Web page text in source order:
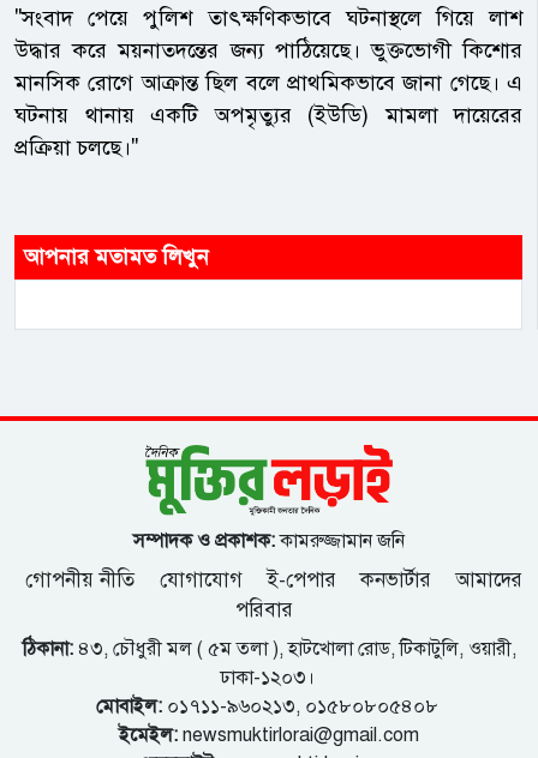
"সংবাদ পেয়ে পুলিশ তাৎক্ষণিকভাবে ঘটনাস্থলে গিয়ে লাশ
উদ্ধার করে ময়নাতদন্তের জন্য পাঠিয়েছে। ভুক্তভোগী কিশোর
মানসিক রোগে আক্রান্ত ছিল বলে প্রাথমিকভাবে জানা গেছে। এ
ঘটনায় থানায় একটি অপমৃত্যুর (ইউডি) মামলা দায়েরের
প্রক্রিয়া চলছে।"
আপনার মতামত লিখুন
সম্পাদক ও প্রকাশক:কামরুজ্জামান জনি
গোপনীয় নীতি যোগাযোগ ই-পেপার কনভার্টার
আমাদের
পরিবার
ঠিকানা:৪৩, চৌধুরী মল ( ৫ম তলা ), হাটখোলা রোড, টিকাটুলি, ওয়ারী,
ঢাকা-১২০৩।
মোবাইল:০১৭১১-৯৬০২১৩, ০১৫৮০৮০৫৪০৮
ইমেইল: newsmuktirlorai@gmail.com